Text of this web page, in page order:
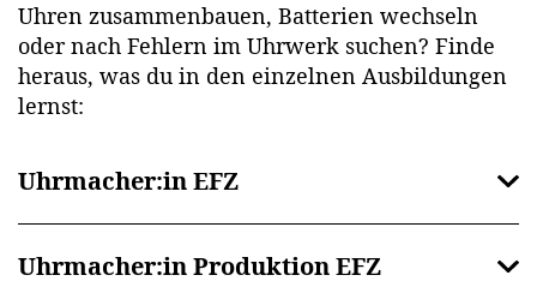
Uhren zusammenbauen, Batterien wechseln
oder nach Fehlern im Uhrwerk suchen? Finde
heraus, was du in den einzelnen Ausbildungen
lernst:
Uhrmacher:in EFZ
Uhrmacher:in Produktion EFZ